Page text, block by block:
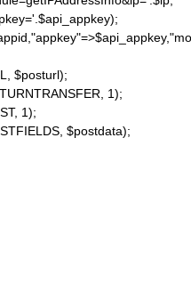
$posturl);
1);
1);
$postdata);